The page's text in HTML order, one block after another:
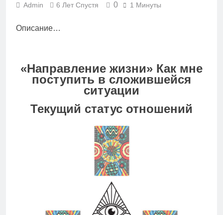
Admin 6 Лет Спустя 0 1 Минуты
Описание…
«Направление жизни» Как мне
поступить в сложившейся
ситуации
Текущий статус отношений